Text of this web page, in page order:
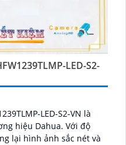
LED-S2-
LED-S2-VN là
Dahua. Với độ
lại hình ảnh sắc nét và